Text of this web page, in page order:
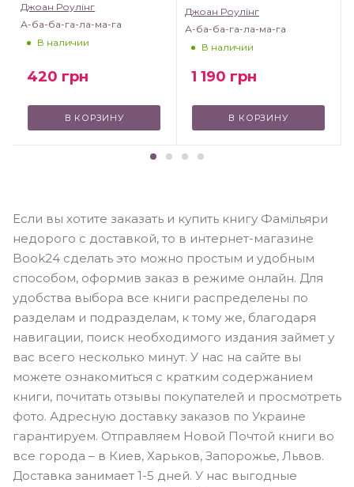
Джоан Роулінг
А-ба-ба-га-ла-ма-га
В наличии
420 грн
В КОРЗИНУ
Джоан Роулінг
А-ба-ба-га-ла-ма-га
В наличии
1 190 грн
В КОРЗИНУ
Если вы хотите заказать и купить книгу Фамільяри
недорого с доставкой, то в интернет-магазине
Book24 сделать это можно простым и удобным
способом, оформив заказ в режиме онлайн. Для
удобства выбора все книги распределены по
разделам и подразделам, к тому же, благодаря
навигации, поиск необходимого издания займет у
вас всего несколько минут. У нас на сайте вы
можете ознакомиться с кратким содержанием
книги, почитать отзывы покупателей и просмотреть
фото. Адресную доставку заказов по Украине
гарантируем. Отправляем Новой Почтой книги во
все города – в Киев, Харьков, Запорожье, Львов.
Доставка занимает 1-5 дней. У нас выгодные